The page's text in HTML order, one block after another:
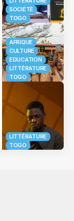
SOCIÉTÉ
TOGO
AFRIQUE
CULTURE
EDUCATION
LITTÉRATURE
TOGO
LITTÉRATURE
TOGO